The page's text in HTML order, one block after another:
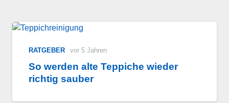
RATGEBER vor 5 Jahren
So werden alte Teppiche wieder
richtig sauber